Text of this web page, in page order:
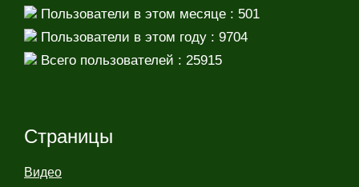
Пользователи в этом месяце : 501
Пользователи в этом году : 9704
Всего пользователей : 25915
Страницы
Видео